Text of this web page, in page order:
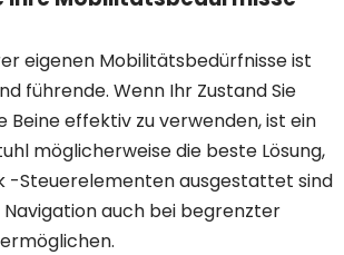
eigenen Mobilitätsbedürfnisse ist
führende. Wenn Ihr Zustand Sie
Beine effektiv zu verwenden, ist ein
möglicherweise die beste Lösung,
-Steuerelementen ausgestattet sind
auch bei begrenzter